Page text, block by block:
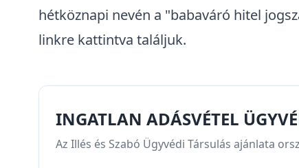
hétköznapi nevén a "babaváró hitel
linkre kattintva találjuk.
INGATLAN ADÁSVÉTEL
Az Illés és Szabó Ügyvédi Társulás ajánlata